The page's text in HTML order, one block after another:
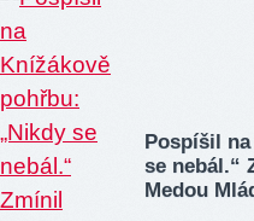
Pospíšil
se nebál.“
Medou